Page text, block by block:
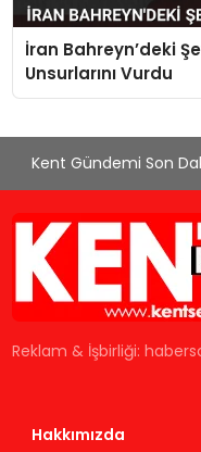
İran Bahreyn’deki
Unsurlarını Vurdu
Kent Gündemi Son
Reklam & İşbirliği:
Hakkımızda